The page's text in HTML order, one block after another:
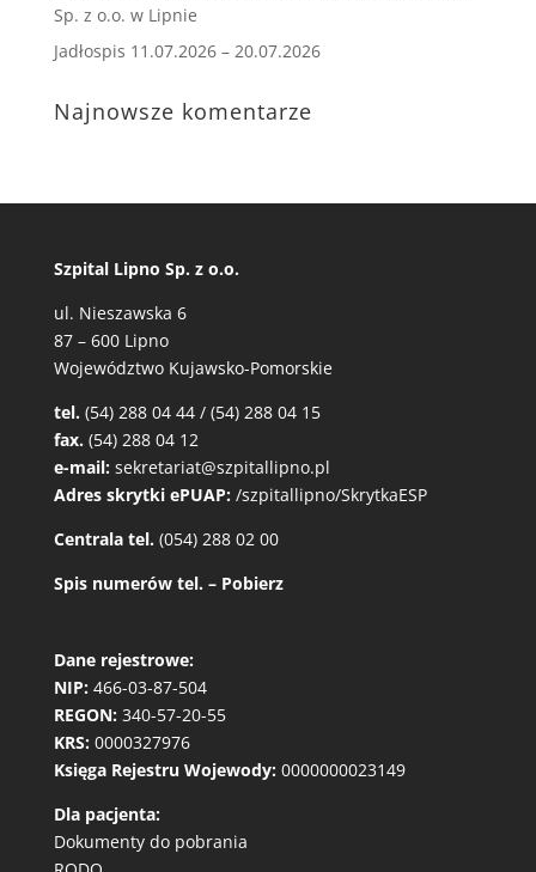
Sp. z o.o. w Lipnie
Jadłospis 11.07.2026 – 20.07.2026
Najnowsze komentarze
Szpital Lipno Sp. z o.o.
ul. Nieszawska 6
87 – 600 Lipno
Województwo Kujawsko-Pomorskie
tel. (54) 288 04 44 / (54) 288 04 15
fax. (54) 288 04 12
e-mail: sekretariat@szpitallipno.pl
Adres skrytki ePUAP: /szpitallipno/SkrytkaESP
Centrala tel. (054) 288 02 00
Spis numerów tel. – Pobierz
Dane rejestrowe:
NIP: 466-03-87-504
REGON: 340-57-20-55
KRS: 0000327976
Księga Rejestru Wojewody: 0000000023149
Dla pacjenta:
Dokumenty do pobrania